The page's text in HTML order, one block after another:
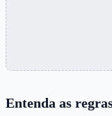
Entenda as